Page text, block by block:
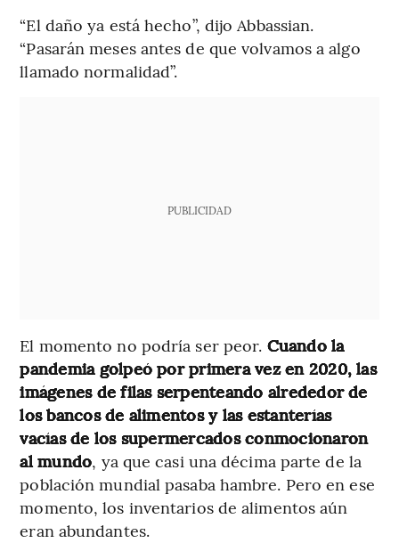
“El daño ya está hecho”, dijo Abbassian.
“Pasarán meses antes de que volvamos a algo
llamado normalidad”.
PUBLICIDAD
El momento no podría ser peor. Cuando la
pandemia golpeó por primera vez en 2020, las
imágenes de filas serpenteando alrededor de
los bancos de alimentos y las estanterías
vacías de los supermercados conmocionaron
al mundo, ya que casi una décima parte de la
población mundial pasaba hambre. Pero en ese
momento, los inventarios de alimentos aún
eran abundantes.